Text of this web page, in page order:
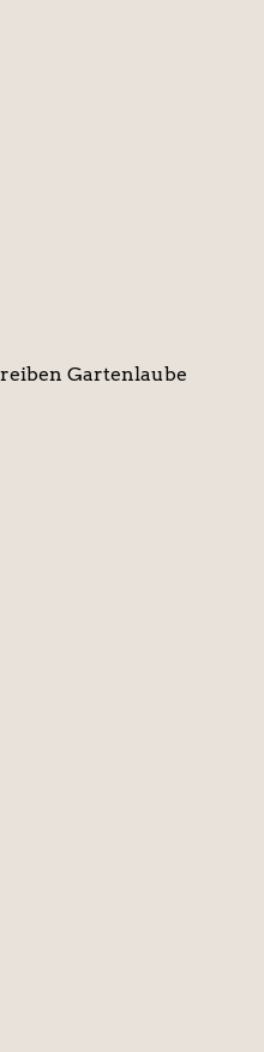
Gartenlaube